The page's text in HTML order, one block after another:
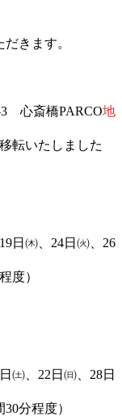
きます。
斎橋PARCO地
たしました
日㈭、24日㈫、26
度）
㈯、22日㈰、28日
分程度）